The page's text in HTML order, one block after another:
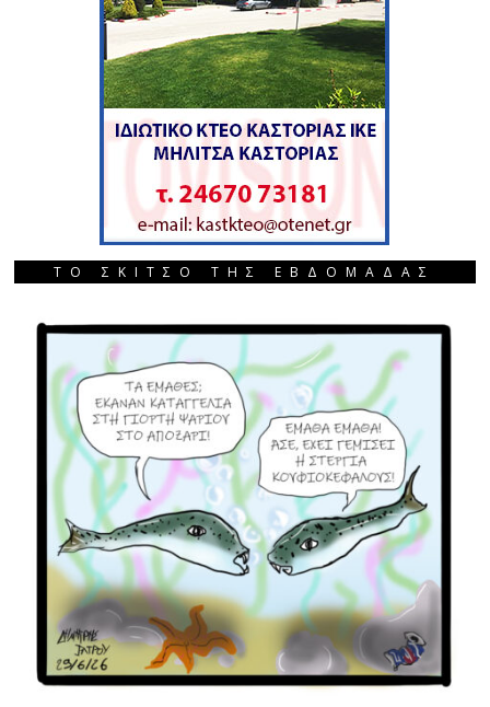
ΤΟ ΣΚΙΤΣΟ ΤΗΣ ΕΒΔΟΜΑΔΑΣ